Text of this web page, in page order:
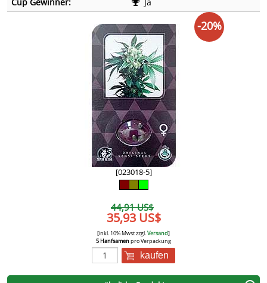
[023018-5]
44,91 US$
35,93 US$
[inkl. 10% Mwst zzgl.Versand]
5 Hanfsamenpro Verpackung
kaufen
-20%